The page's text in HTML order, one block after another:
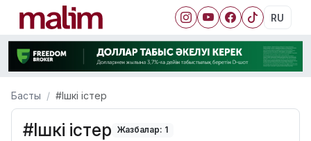
RU
Басты #Ішкі істер
#Ішкі істер Жазбалар: 1